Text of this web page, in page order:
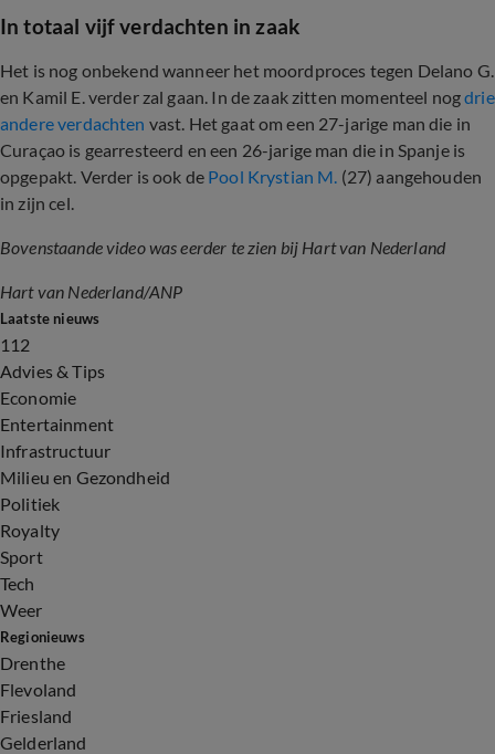
In totaal vijf verdachten in zaak
Het is nog onbekend wanneer het moordproces tegen Delano G.
en Kamil E. verder zal gaan. In de zaak zitten momenteel nogdrie
andere verdachten vast. Het gaat om een 27-jarige man die in
Curaçao is gearresteerd en een 26-jarige man die in Spanje is
opgepakt. Verder is ook de Pool Krystian M. (27) aangehouden
in zijn cel.
Bovenstaande video was eerder te zien bij Hart van Nederland
Hart van Nederland/ANP
Laatste nieuws
112
Advies & Tips
Economie
Entertainment
Infrastructuur
Milieu en Gezondheid
Politiek
Royalty
Sport
Tech
Weer
Regionieuws
Drenthe
Flevoland
Friesland
Gelderland